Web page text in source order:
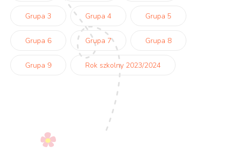
Grupa 3 Grupa 4 Grupa 5
Grupa 6 Grupa 7 Grupa 8
Grupa 9 Rok szkolny 2023/2024